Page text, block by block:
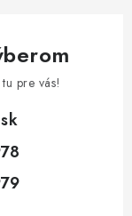
pre vás!